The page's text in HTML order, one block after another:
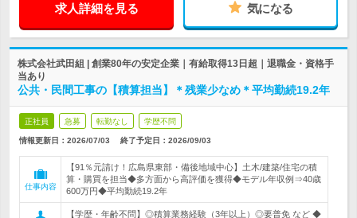
求人詳細を見る 気になる
株式会社武田組 | 創業80年の安定企業｜有給取得13日超｜退職金・資格手
当あり
公共・民間工事の【積算担当】＊残業少なめ＊平均勤続19.2年
正社員 急募 転勤なし 学歴不問
情報更新日：2026/07/03 終了予定日： 2026/09/03
仕事内容
【91％元請け！広島県東部・備後地域中心】土木/建築/住宅の積
算・購買を担当◆多方面から高評価を獲得◆モデル年収例⇒40歳
600万円◆平均勤続19.2年
【学歴・年齢不問】◎積算業務経験（3年以上）◎要普免 など ◆